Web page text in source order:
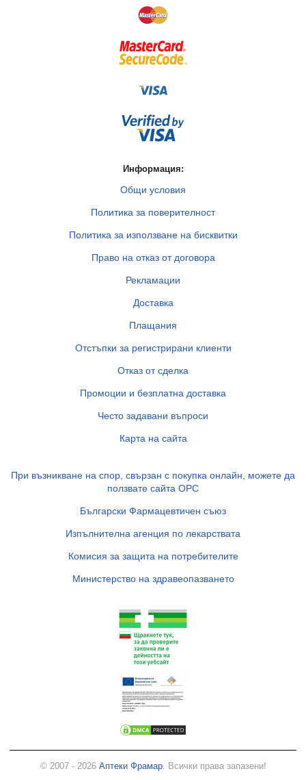
Информация:
Общи условия
Политика за поверителност
Политика за използване на бисквитки
Право на отказ от договора
Рекламации
Доставка
Плащания
Отстъпки за регистрирани клиенти
Отказ от сделка
Промоции и безплатна доставка
Често задавани въпроси
Карта на сайта
При възникване на спор, свързан с покупка онлайн, можете да
ползвате сайта ОРС
Български Фармацевтичен съюз
Изпълнителна агенция по лекарствата
Комисия за защита на потребителите
Министерство на здравеопазването
© 2007 - 2026 Аптеки Фрамар. Всички права запазени!